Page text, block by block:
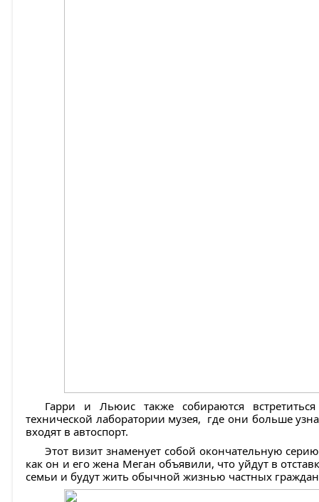
Гарри и Льюис также собираются
технической лаборатории музея, где они больше
входят в автоспорт.
Этот визит знаменует собой окончательную
как он и его жена Меган объявили, что уйдут в
семьи и будут жить обычной жизнью частных